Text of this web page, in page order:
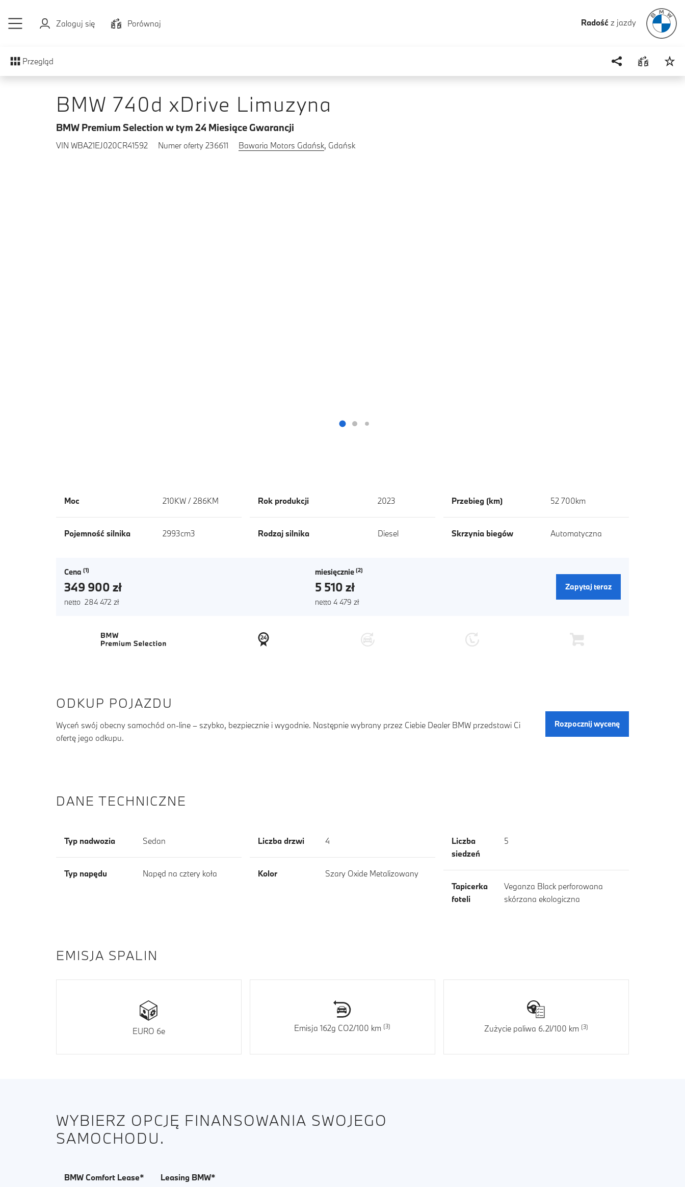
Zaloguj się
Porównaj Radość z jazdy
Przegląd
BMW 740d xDrive Limuzyna
BMW Premium Selection w tym 24 Miesiące Gwarancji
VIN WBA21EJ020CR41592 Numer oferty 236611 Bawaria Motors Gdańsk, Gdańsk
Moc 210KW / 286KM
Pojemność silnika 2993cm3
Rok produkcji 2023
Rodzaj silnika Diesel
Przebieg (km) 52 700km
Skrzynia biegów Automatyczna
Cena
349 900 zł
netto 284 472 zł
miesięcznie
5 510 zł
netto 4 479 zł
Zapytaj teraz
ODKUP POJAZDU
Wyceń swój obecny samochód on-line – szybko, bezpiecznie i wygodnie. Następnie wybrany przez Ciebie Dealer BMW przedstawi Ci
ofertę jego odkupu.
Rozpocznij wycenę
DANE TECHNICZNE
Typ nadwozia Sedan
Typ napędu Napęd na cztery koła
Liczba drzwi 4
Kolor Szary Oxide Metalizowany
Liczba
siedzeń
5
Tapicerka
foteli
Veganza Black perforowana
skórzana ekologiczna
EMISJA SPALIN
EURO 6e Emisja 162g CO2/100 km Zużycie paliwa 6.2l/100 km
WYBIERZ OPCJĘ FINANSOWANIA SWOJEGO
SAMOCHODU.
BMW Comfort Lease* Leasing BMW*